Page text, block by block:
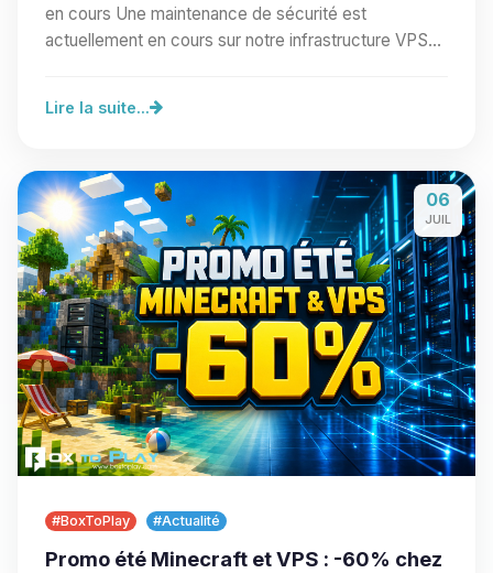
en cours Une maintenance de sécurité est
actuellement en cours sur notre infrastructure VPS
Lire la suite...
06
JUIL
#BoxToPlay #Actualité
Promo été Minecraft et VPS : -60% chez